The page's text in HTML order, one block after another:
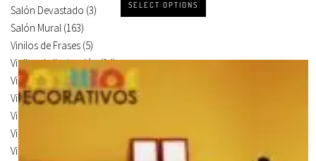
SELECT OPTIONS
Salón Devastado (3)
Salón Mural (163)
Vinilos de Frases (5)
Vinilos de Ilustración(14)
Vinilos de Marcas
(19)
Vinilos de Pegatinas (9)
Vinilos Para Armarios
Vinilos Para Coches
Vinilos Para Frigorificos
(11)